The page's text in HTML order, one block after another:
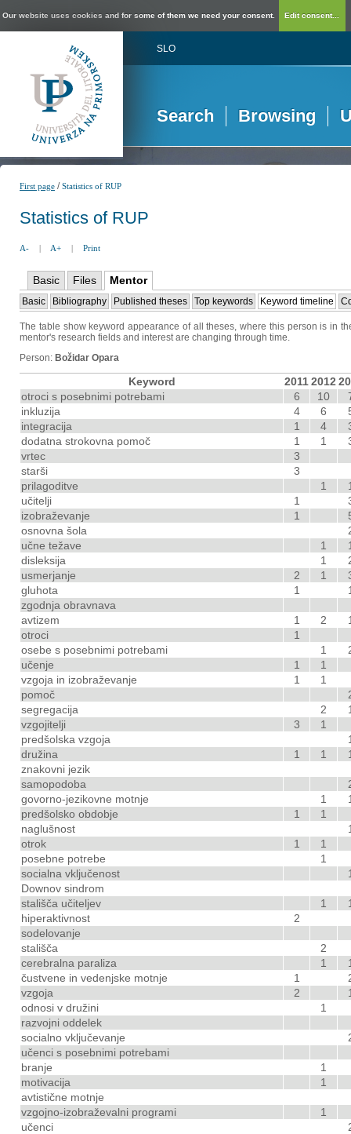
Our website uses cookies and for some of them we need your consent. Edit consent...
SLO
Search Browsing
First page /Statistics of RUP
Statistics of RUP
A- | A+ | Print
Basic Files Mentor
Basic Bibliography Published theses Top keywords Keyword timeline
The table show keyword appearance of all theses, where this person is in
mentor's research fields and interest are changing through time.
Person: Božidar Opara
Keyword 20112012
otroci s posebnimi potrebami
6 10
inkluzija
4 6
integracija
1 4
dodatna strokovna pomoč
1 1
vrtec
3
starši
3
prilagoditve
1
učitelji
1
izobraževanje
1
osnovna šola
učne težave
1
disleksija
1
usmerjanje
2 1
gluhota
1
zgodnja obravnava
avtizem
1 2
otroci
1
osebe s posebnimi potrebami
1
učenje
1
1
vzgoja in izobraževanje
1
1
pomoč
segregacija
2
vzgojitelji
3
1
predšolska vzgoja
družina
1 1
znakovni jezik
samopodoba
govorno-jezikovne motnje
1
predšolsko obdobje
1
1
naglušnost
otrok
1
1
posebne potrebe
1
socialna vključenost
Downov sindrom
stališča učiteljev
1
hiperaktivnost
2
sodelovanje
stališča
2
cerebralna paraliza
1
čustvene in vedenjske motnje
1
vzgoja
2
odnosi v družini
1
razvojni oddelek
socialno vključevanje
učenci s posebnimi potrebami
branje
1
motivacija
1
avtistične motnje
vzgojno-izobraževalni programi
1
učenci